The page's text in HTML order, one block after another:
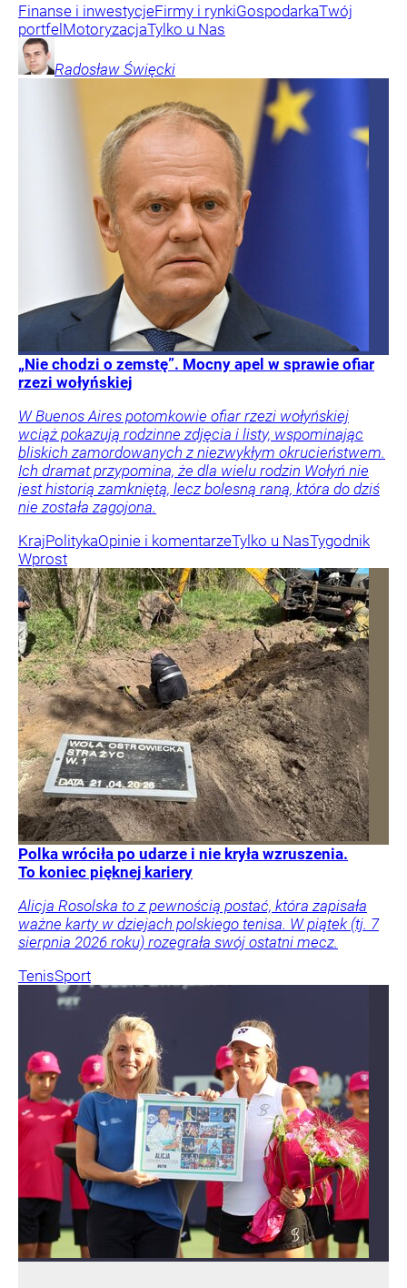
Finanse i inwestycjeFirmy i rynkiGospodarkaTwój
portfelMotoryzacjaTylko u Nas
Radosław Święcki
„Nie chodzi o zemstę”. Mocny apel w sprawie ofiar
rzezi wołyńskiej
W Buenos Aires potomkowie ofiar rzezi wołyńskiej
wciąż pokazują rodzinne zdjęcia i listy, wspominając
bliskich zamordowanych z niezwykłym okrucieństwem.
Ich dramat przypomina, że dla wielu rodzin Wołyń nie
jest historią zamkniętą, lecz bolesną raną, która do dziś
nie została zagojona.
KrajPolitykaOpinie i komentarzeTylko u NasTygodnik
Wprost
Polka wróciła po udarze i nie kryła wzruszenia.
To koniec pięknej kariery
Alicja Rosolska to z pewnością postać, która zapisała
ważne karty w dziejach polskiego tenisa. W piątek (tj. 7
sierpnia 2026 roku) rozegrała swój ostatni mecz.
TenisSport